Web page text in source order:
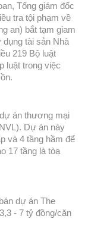
Tổng giám đốc
tra tội phạm về
an) bắt tạm giam
tài sản Nhà
219 Bộ luật
luật trong việc
án thương mại
Dự án này
và 4 tầng hầm để
17 tầng là tòa
dự án The
- 7 tỷ đồng/căn